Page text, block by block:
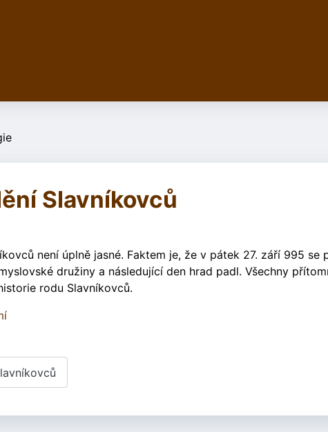
Slavníkovců
není úplně jasné. Faktem je, že v pátek 27. září 995 se
družiny a následující den hrad padl. Všechny
rodu Slavníkovců.